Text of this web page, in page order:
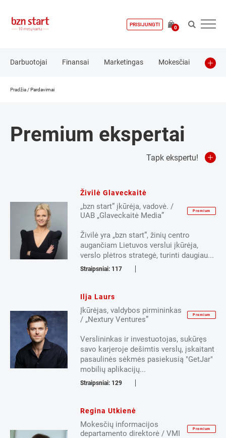
PRISIJUNGTI
0
Darbuotojai Finansai Marketingas Mokesčiai
Inovacijos Investicijos Klientai Komanda
SEO
Verslo planas Verslo plėtra
Pradžia /Pardavimai
Zubenas
Premium ekspertai
Tapk ekspertu!
Živilė Glaveckaitė
„bzn start” įkūrėja, vadovė. /
UAB „Glaveckaitė Media”
Premium
Živilė yra „bzn start”, žinių centro
augančiam Lietuvos verslui įkūrėja,
verslo plėtros strategė, turinti daugiau...
Straipsniai: 117
Ilja Laurs
Įkūrėjas, valdybos pirmininkas
/ „Nextury Ventures”
Premium
Verslininkas ir investuotojas, sukūręs
savo karjeroje dešimtis verslų, įskaitant
pasaulinės sėkmės pasiekusią "GetJar"
mobilių aplikacijų...
Straipsniai: 129
Regina Utkienė
Mokesčių informacijos
departamento direktorė / VMI
Premium